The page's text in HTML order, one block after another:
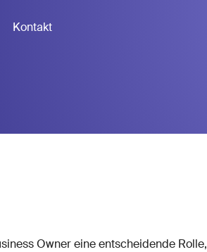
Kontakt
Owner eine entscheidende Rolle,